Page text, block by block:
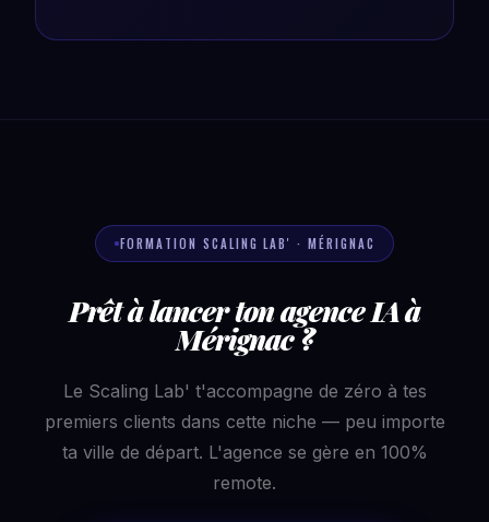
FORMATION SCALING LAB' · MÉRIGNAC
Prêt à lancer ton agence IA à
Mérignac ?
Le Scaling Lab' t'accompagne de zéro à tes
premiers clients dans cette niche — peu importe
ta ville de départ. L'agence se gère en 100%
remote.